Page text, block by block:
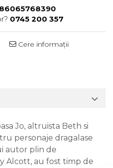
0745 200 357
Cere informații
Jo, altruista Beth si
personaje dragalase
autor plin de
Alcott, au fost timp de